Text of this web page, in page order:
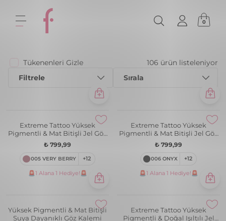
0
Tükenenleri Gizle
106 ürün listeleniyor
Filtrele
Sırala
Extreme Tattoo Yüksek
Pigmentli & Mat Bitişli Jel Göz
Kalemi
₺ 799,99
005 VERY BERRY +12
🚨1 Alana 1 Hediye!🚨
Extreme Tattoo Yüksek
Pigmentli & Mat Bitişli Jel Göz
Kalemi
₺ 799,99
006 ONYX +12
🚨1 Alana 1 Hediye!🚨
Yüksek Pigmentli & Mat Bitişli
Suya Dayanıklı Göz Kalemi
Extreme Tattoo Yüksek
Pigmentli & Doğal Işıltılı Jel